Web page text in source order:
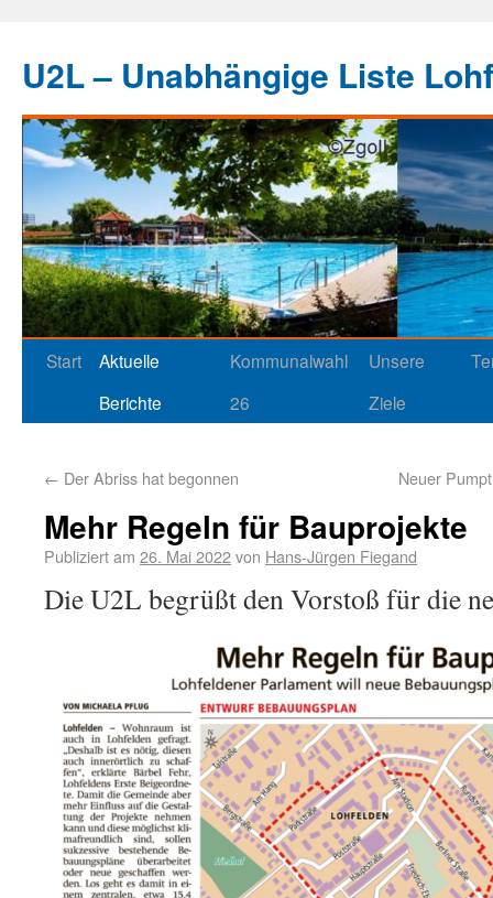
U2L – Unabhängige Liste
Start
Aktuelle
Berichte
Kommunalwahl
26
Unsere
Ziele
← Der Abriss hat begonnen Neuer
Mehr Regeln für Bauprojekte
Publiziert am 26. Mai 2022von Hans-Jürgen Fiegand
Die U2L begrüßt den Vorstoß für die